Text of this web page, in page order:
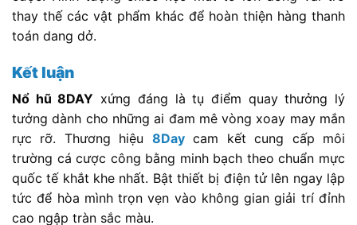
thay thế các vật phẩm khác để hoàn thiện hàng thanh
toán dang dở.
Kết luận
Nổ hũ 8DAY xứng đáng là tụ điểm quay thưởng lý
tưởng dành cho những ai đam mê vòng xoay may mắn
rực rỡ. Thương hiệu 8Daycam kết cung cấp môi
trường cá cược công bằng minh bạch theo chuẩn mực
quốc tế khắt khe nhất. Bật thiết bị điện tử lên ngay lập
tức để hòa mình trọn vẹn vào không gian giải trí đỉnh
cao ngập tràn sắc màu.